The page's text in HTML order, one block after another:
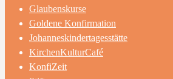
Glaubenskurse
Goldene Konfirmation
Johanneskindertagesstätte
KirchenKulturCafé
KonfiZeit